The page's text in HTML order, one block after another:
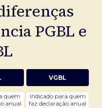
PGBL e
VGBL
quem
anual
Indicado para quem
faz declaração anual